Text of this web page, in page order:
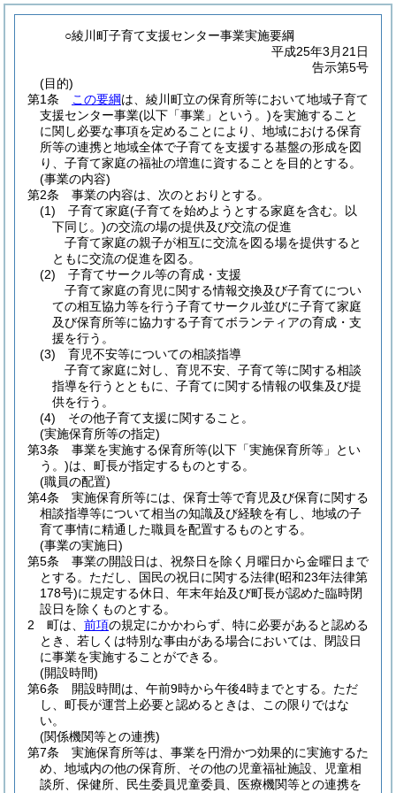
○綾川町子育て支援センター事業実施要綱
平成25年3月21日
告示第5号
(目的)
第1条
この要綱は、綾川町立の保育所等において地域子育て
支援センター事業(以下「事業」という。)を実施すること
に関し必要な事項を定めることにより、地域における保育
所等の連携と地域全体で子育てを支援する基盤の形成を図
り、子育て家庭の福祉の増進に資することを目的とする。
(事業の内容)
第2条
事業の内容は、次のとおりとする。
(1)
子育て家庭(子育てを始めようとする家庭を含む。以
下同じ。)の交流の場の提供及び交流の促進
子育て家庭の親子が相互に交流を図る場を提供すると
ともに交流の促進を図る。
(2)
子育てサークル等の育成・支援
子育て家庭の育児に関する情報交換及び子育てについ
ての相互協力等を行う子育てサークル並びに子育て家庭
及び保育所等に協力する子育てボランティアの育成・支
援を行う。
(3)
育児不安等についての相談指導
子育て家庭に対し、育児不安、子育て等に関する相談
指導を行うとともに、子育てに関する情報の収集及び提
供を行う。
(4)
その他子育て支援に関すること。
(実施保育所等の指定)
第3条
事業を実施する保育所等(以下「実施保育所等」とい
う。)は、町長が指定するものとする。
(職員の配置)
第4条
実施保育所等には、保育士等で育児及び保育に関する
相談指導等について相当の知識及び経験を有し、地域の子
育て事情に精通した職員を配置するものとする。
(事業の実施日)
第5条
事業の開設日は、祝祭日を除く月曜日から金曜日まで
とする。 ただし、国民の祝日に関する法律(昭和23年法律第
178号)に規定する休日、年末年始及び町長が認めた臨時閉
設日を除くものとする。
2
町は、 前項の規定にかかわらず、特に必要があると認める
とき、若しくは特別な事由がある場合においては、閉設日
に事業を実施することができる。
(開設時間)
第6条
開設時間は、午前9時から午後4時までとする。 ただ
し、町長が運営上必要と認めるときは、この限りではな
い。
(関係機関等との連携)
第7条
実施保育所等は、事業を円滑かつ効果的に実施するた
め、地域内の他の保育所、その他の児童福祉施設、児童相
談所、保健所、民生委員児童委員、医療機関等との連携を